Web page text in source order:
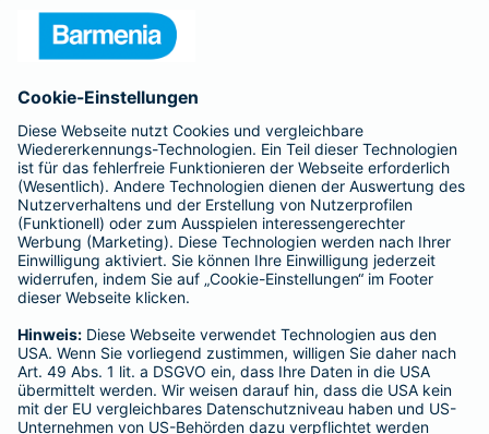
Barmenia ist Teil der BarmeniaGothaer
BELIEBTE SEITEN
Kranken-Zusatzversicherung
Tierversicherungen
Haftpflichtversicherung
Hausratversicherung
Adresse ändern
Schaden melden
Kilometerstandsmeldung
Serviceübersicht